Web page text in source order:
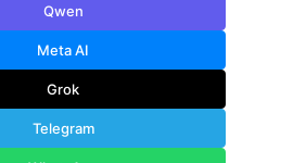
Qwen
Meta AI
Grok
Telegram